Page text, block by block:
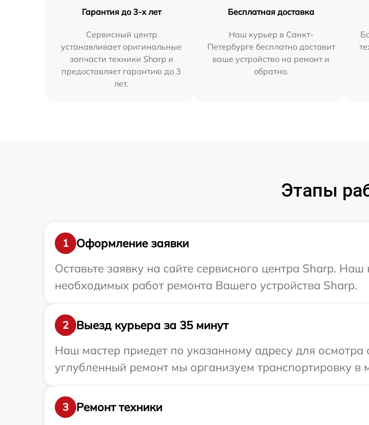
Гарантия до 3-х лет
Сервисный центр
устанавливает оригинальные
запчасти техники Sharp и
предоставляет гарантию до 3
лет.
Бесплатная доставка
Наш курьер в Санкт-
Петербурге бесплатно доставит
ваше устройство на ремонт и
обратно.
Этапы
1
Оформление заявки
Оставьте заявку на сайте сервисного центра Sharp.
необходимых работ ремонта Вашего устройства Sharp.
2
Выезд курьера за 35 минут
Наш мастер приедет по указанному адресу для осмотра
углубленный ремонт мы организуем транспортировку в
3
Ремонт техники